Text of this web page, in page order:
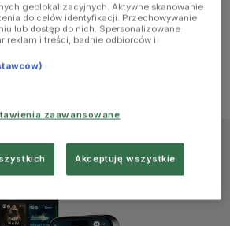
geolokalizacyjnych. Aktywne skanowanie
do celów identyfikacji. Przechowywanie
lub dostęp do nich. Spersonalizowane
reklam i treści, badnie odbiorców i
zaawansowane
Akceptuję wszystkie